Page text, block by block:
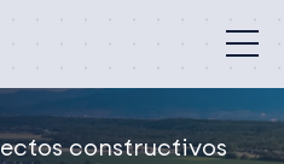
constructivos